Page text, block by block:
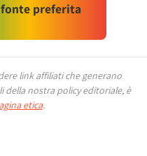
preferita
link affiliati che generano
della nostra policy editoriale, è
etica.